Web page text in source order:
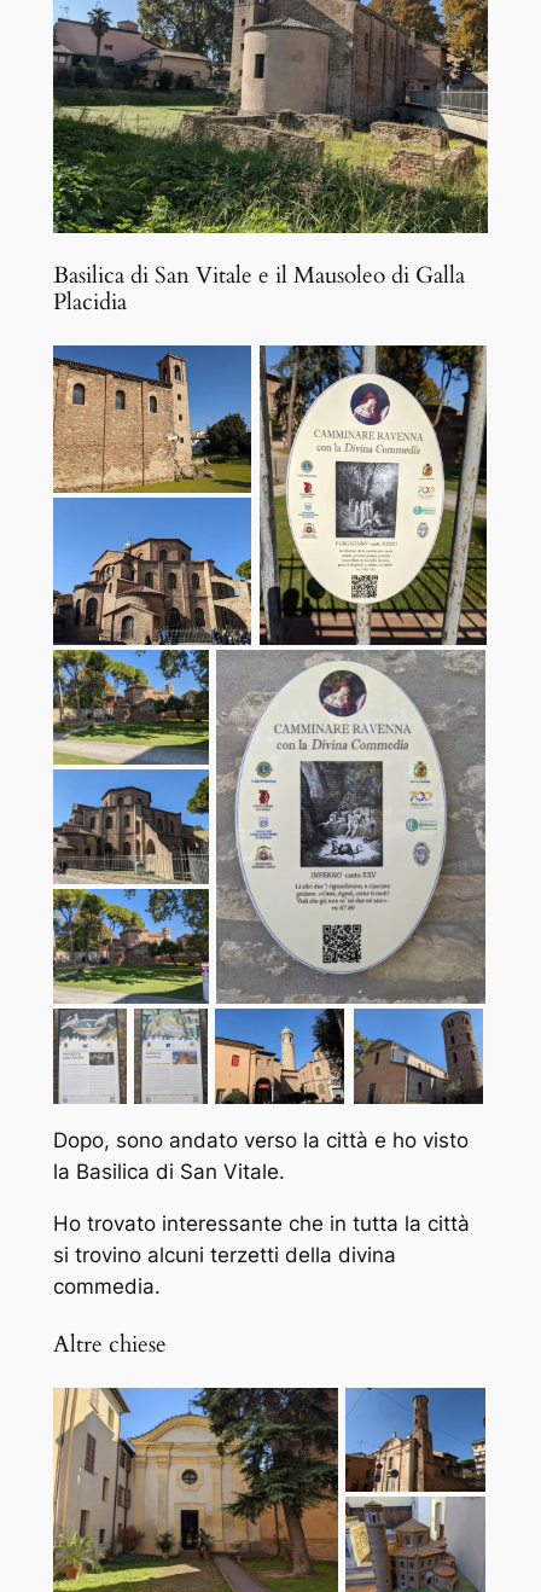
Basilica di San Vitale e il Mausoleo di Galla
Placidia
Dopo, sono andato verso la città e ho visto
la Basilica di San Vitale.
Ho trovato interessante che in tutta la città
si trovino alcuni terzetti della divina
commedia.
Altre chiese